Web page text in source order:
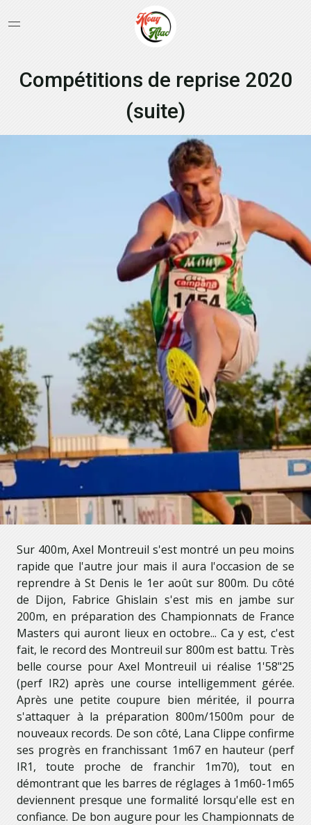
Compétitions de reprise 2020
(suite)
Sur 400m, Axel Montreuil s'est montré un peu moins
rapide que l'autre jour mais il aura l'occasion de se
reprendre à St Denis le 1er août sur 800m. Du côté
de Dijon, Fabrice Ghislain s'est mis en jambe sur
200m, en préparation des Championnats de France
Masters qui auront lieux en octobre... Ca y est, c'est
fait, le record des Montreuil sur 800m est battu. Très
belle course pour Axel Montreuil ui réalise 1'58"25
(perf IR2) après une course intelligemment gérée.
Après une petite coupure bien méritée, il pourra
s'attaquer à la préparation 800m/1500m pour de
nouveaux records. De son côté, Lana Clippe confirme
ses progrès en franchissant 1m67 en hauteur (perf
IR1, toute proche de franchir 1m70), tout en
démontrant que les barres de réglages à 1m60-1m65
deviennent presque une formalité lorsqu'elle est en
confiance. De bon augure pour les Championnats de